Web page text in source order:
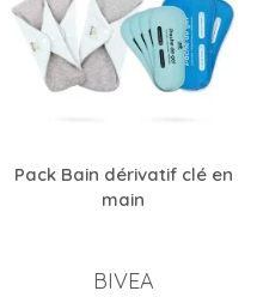
Pack Bain dérivatif clé en
main
BIVEA